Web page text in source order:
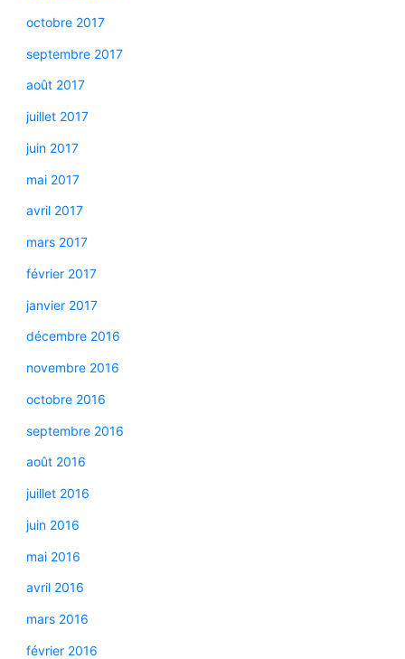
octobre 2017
septembre 2017
août 2017
juillet 2017
juin 2017
mai 2017
avril 2017
mars 2017
février 2017
janvier 2017
décembre 2016
novembre 2016
octobre 2016
septembre 2016
août 2016
juillet 2016
juin 2016
mai 2016
avril 2016
mars 2016
février 2016